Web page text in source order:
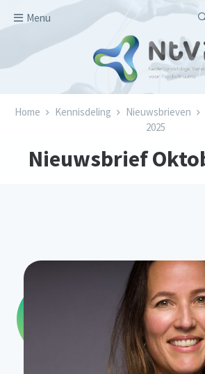
Menu
Kruimelpad
Home Kennisdeling Nieuwsbrieven
2025
Nieuwsbrief